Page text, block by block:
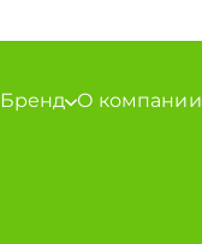
Бренд О компании